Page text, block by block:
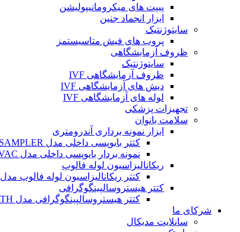
پیپت های میکرومانیپولیشن
ابزار انجماد جنین
سایتوژنتیک
پروب های فیش متاسیستمز
ظروف آزمایشگاهی
سایتوژنتیک
ظروف آزمایشگاهی IVF
دیش های آزمایشگاهی IVF
لوله های آزمایشگاهی IVF
تجهیزات پزشکی
سلامت بانوان
ابزار نمونه برداری آندرومتری
کتتر بایوپسی داخلی مدل THE SAMPLER
نمونه بردار بایوپسی داخلی مدل PRO-VAC
ریکانالیزاسیون لوله فالوپ
کتتر ریکانالیزاسیون لوله فالوپ مدل SALPINX CATH
کتتر هیستروسالپینگوگرافی
کتتر هیستروسالپینگوگرافی مدل HYSTERO CATH
شرکای ما
سانلایت مدیکال